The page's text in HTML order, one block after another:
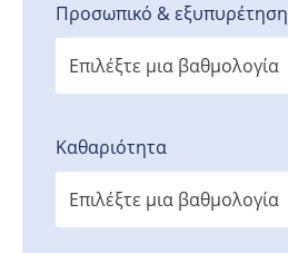
Προσωπικό & εξυπυρέτηση
Καθαριότητα